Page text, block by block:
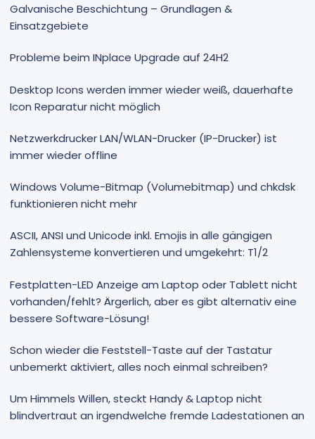
Galvanische Beschichtung – Grundlagen &
Einsatzgebiete
Probleme beim INplace Upgrade auf 24H2
Desktop Icons werden immer wieder weiß, dauerhafte
Icon Reparatur nicht möglich
Netzwerkdrucker LAN/WLAN-Drucker (IP-Drucker) ist
immer wieder offline
Windows Volume-Bitmap (Volumebitmap) und chkdsk
funktionieren nicht mehr
ASCII, ANSI und Unicode inkl. Emojis in alle gängigen
Zahlensysteme konvertieren und umgekehrt: T1/2
Festplatten-LED Anzeige am Laptop oder Tablett nicht
vorhanden/fehlt? Ärgerlich, aber es gibt alternativ eine
bessere Software-Lösung!
Schon wieder die Feststell-Taste auf der Tastatur
unbemerkt aktiviert, alles noch einmal schreiben?
Um Himmels Willen, steckt Handy & Laptop nicht
blindvertraut an irgendwelche fremde Ladestationen an